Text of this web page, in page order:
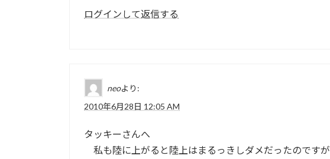
ログインして返信する
neoより:
2010年6月28日 12:05 AM
タッキーさんへ
私も陸に上がると陸上はまるっきしダメだったのですが